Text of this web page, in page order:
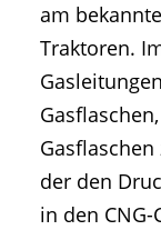
am
Traktoren.
Gasflaschen
der den
in den